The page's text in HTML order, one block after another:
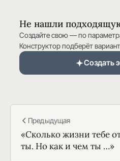
Не нашли
Создайте свою — по
Конструктор подберёт
Создать
Предыдущая
«Сколько жизни тебе
ты. Но как и чем ты …»